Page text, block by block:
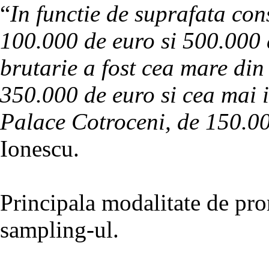
“In functie de suprafata
100.000 de euro si
brutarie a fost cea mare
350.000 de euro si cea
Palace Cotroceni, de
Ionescu.
Principala modalitate de
sampling-ul.